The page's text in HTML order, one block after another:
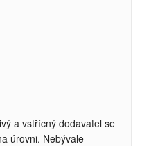
a vstřícný dodavatel se
úrovni. Nebývale